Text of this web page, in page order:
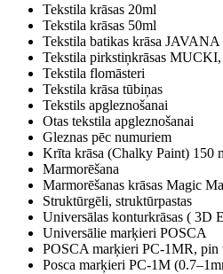
Tekstila krāsas 20ml
Tekstila krāsas 50ml
Tekstila batikas krāsa JAVANA
Tekstila pirkstiņkrāsas
Tekstila flomāsteri
Tekstila krāsa tūbiņas
Tekstils apgleznošanai
Otas tekstila apgleznošanai
Gleznas pēc numuriem
Krīta krāsa (Chalky Paint) 150
Marmorēšana
Marmorēšanas krāsas Magic
Struktūrgēli, struktūrpastas
Universālas konturkrāsas ( 3D
Universālie marķieri POSCA
POSCA marķieri PC-1MR, pin
Posca marķieri PC-1M